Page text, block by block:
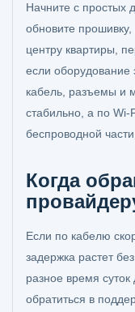
Начните с простых
обновите прошивку,
центру квартиры,
если оборудование
кабель, разъемы и
стабильно, а по Wi-
беспроводной
Когда
Если по кабелю
задержка растет
разное время
обратиться в